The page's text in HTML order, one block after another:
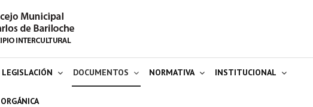
LEGISLACIÓN DOCUMENTOS NORMATIVA INSTITUCIONAL